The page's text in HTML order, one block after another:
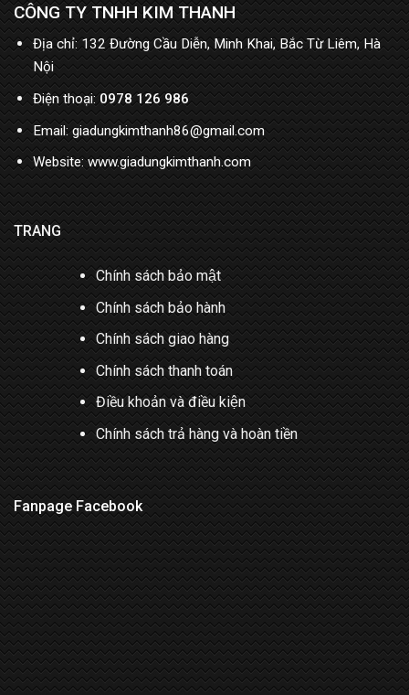
CÔNG TY TNHH KIM THANH
Địa chỉ: 132 Đường Cầu Diễn, Minh Khai, Bắc Từ Liêm, Hà
Nội
Điện thoại:0978 126 986
Email: giadungkimthanh86@gmail.com
Website: www.giadungkimthanh.com
TRANG
Chính sách bảo mật
Chính sách bảo hành
Chính sách giao hàng
Chính sách thanh toán
Điều khoản và điều kiện
Chính sách trả hàng và hoàn tiền
Fanpage Facebook